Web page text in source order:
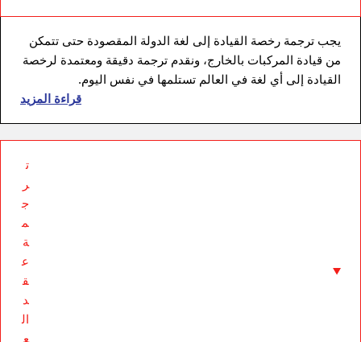
يجب ترجمة رخصة القيادة إلى لغة الدولة المقصودة حتى تتمكن
من قيادة المركبات بالخارج، ونقدم ترجمة دقيقة ومعتمدة لرخصة
القيادة إلى أي لغة في العالم تستلمها في نفس اليوم.
قراءة المزيد
ت
ر
ج
م
ة
ع
ق
د
ال
ع